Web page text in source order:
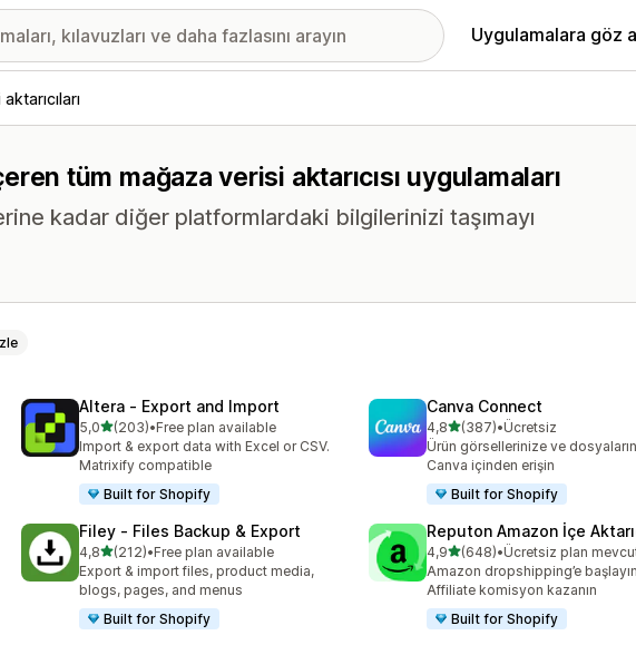
Uygulamalara göz
tüm mağaza verisi aktarıcısı uygulamaları
kadar diğer platformlardaki bilgilerinizi taşımayı
Altera ‑ Export and Import
5,05 yıldız üzerinden
(203)
toplam 203 değerlendirme
•Free plan available
Import & export data with Excel or CSV.
Matrixify compatible
Built for Shopify
Canva Connect
4,85 yıldız üzerinden
(387)
toplam 387 değerlendirme
•Ücretsiz
Ürün görsellerinize ve
Canva içinden erişin
Built for Shopify
Filey ‑ Files Backup & Export
4,85 yıldız üzerinden
(212)
toplam 212 değerlendirme
•Free plan available
Export & import files, product media,
blogs, pages, and menus
Built for Shopify
Reputon Amazon İçe
4,95 yıldız üzerinden
(648)
toplam 648 değerlendirme
•Ücretsiz plan
Amazon dropshipping’e
Affiliate komisyon kazanın
Built for Shopify